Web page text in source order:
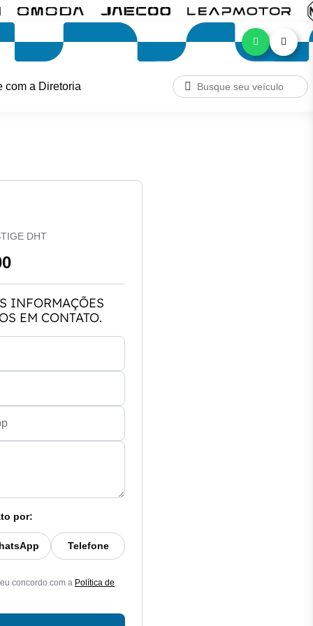
com a Diretoria
DHT
INFORMAÇÕES
EM CONTATO.
por:
Telefone
concordo com a Política de